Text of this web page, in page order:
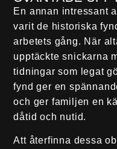
En annan intressant
varit de historiska
arbetets gång. När
upptäckte snickarna
tidningar som legat
fynd ger en
och ger familjen en
dåtid och nutid.
Att återfinna dessa